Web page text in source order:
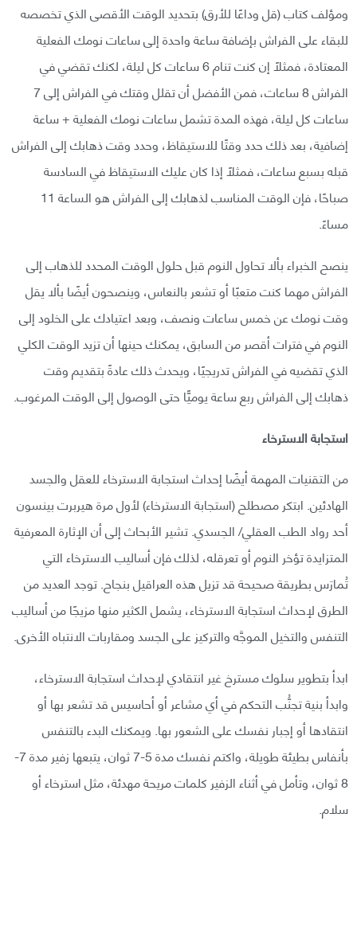
ومؤلف كتاب (قل وداعًا للأرق) بتحديد الوقت الأقصى الذي تخصصه
للبقاء على الفراش بإضافة ساعة واحدة إلى ساعات نومك الفعلية
المعتادة، فمثلًا إن كنت تنام 6 ساعات كل ليلة، لكنك تقضي في
الفراش 8 ساعات، فمن الأفضل أن تقلل وقتك في الفراش إلى 7
ساعات كل ليلة، فهذه المدة تشمل ساعات نومك الفعلية + ساعة
إضافية، بعد ذلك حدد وقتًا للاستيقاظ، وحدد وقت ذهابك إلى الفراش
قبله بسبع ساعات، فمثلًا إذا كان عليك الاستيقاظ في السادسة
صباحًا، فإن الوقت المناسب لذهابك إلى الفراش هو الساعة 11
مساءً.
ينصح الخبراء بألا تحاول النوم قبل حلول الوقت المحدد للذهاب إلى
الفراش مهما كنت متعبًا أو تشعر بالنعاس، وينصحون أيضًا بألا يقل
وقت نومك عن خمس ساعات ونصف، وبعد اعتيادك على الخلود إلى
النوم في فترات أقصر من السابق، يمكنك حينها أن تزيد الوقت الكلي
الذي تقضيه في الفراش تدريجيًا، ويحدث ذلك عادةً بتقديم وقت
ذهابك إلى الفراش ربع ساعة يوميًّا حتى الوصول إلى الوقت المرغوب.
استجابة الاسترخاء
من التقنيات المهمة أيضًا إحداث استجابة الاسترخاء للعقل والجسد
الهادئين. ابتكر مصطلح (استجابة الاسترخاء) لأول مرة هيربرت بينسون
أحد رواد الطب العقلي/ الجسدي. تشير الأبحاث إلى أن الإثارة المعرفية
المتزايدة تؤخر النوم أو تعرقله، لذلك فإن أساليب الاسترخاء التي
تُمارَس بطريقة صحيحة قد تزيل هذه العراقيل بنجاح. توجد العديد من
الطرق لإحداث استجابة الاسترخاء، يشمل الكثير منها مزيجًا من أساليب
التنفس والتخيل الموجَّه والتركيز على الجسد ومقاربات الانتباه الأخرى.
ابدأ بتطوير سلوك مسترخ غير انتقادي لإحداث استجابة الاسترخاء،
وابدأ بنية تجنُّب التحكم في أي مشاعر أو أحاسيس قد تشعر بها أو
انتقادها أو إجبار نفسك على الشعور بها. ويمكنك البدء بالتنفس
بأنفاس بطيئة طويلة، واكتم نفسك مدة 5-7 ثوان، يتبعها زفير مدة 7-
8 ثوان، وتأمل في أثناء الزفير كلمات مريحة مهدئة، مثل استرخاء أو
سلام.